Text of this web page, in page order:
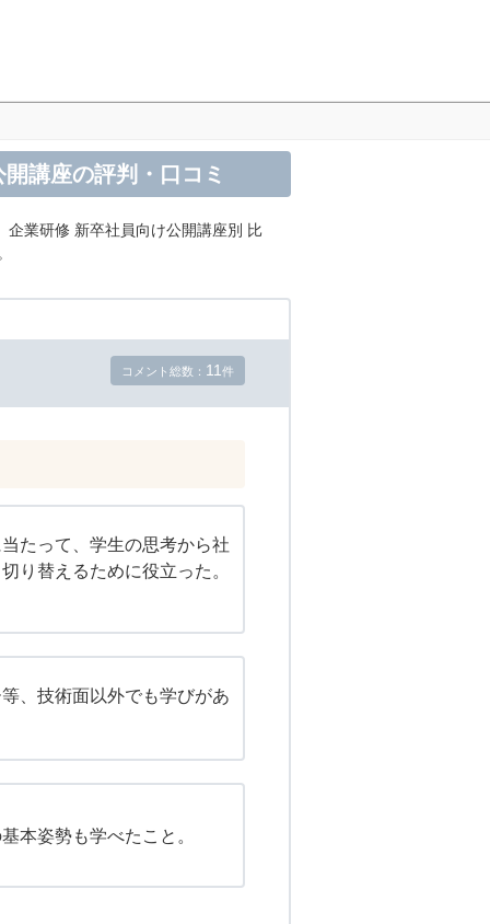
講座の評判・口コミ
企業研修 新卒社員向け公開講座別 比
コメント総数： 11 件
たって、学生の思考から社
り替えるために役立った。
、技術面以外でも学びがあ
本姿勢も学べたこと。